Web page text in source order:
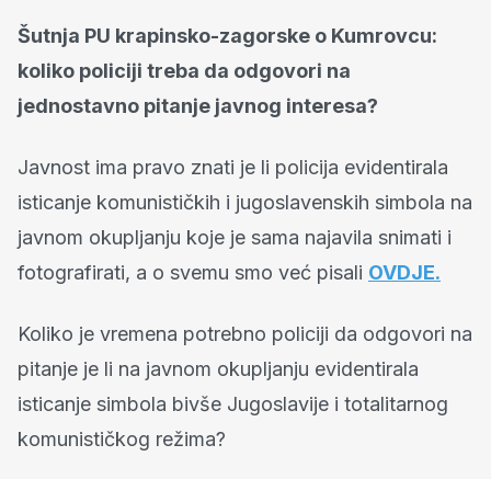
Šutnja PU krapinsko-zagorske o Kumrovcu:
koliko policiji treba da odgovori na
jednostavno pitanje javnog interesa?
Javnost ima pravo znati je li policija evidentirala
isticanje komunističkih i jugoslavenskih simbola na
javnom okupljanju koje je sama najavila snimati i
fotografirati, a o svemu smo već pisali OVDJE.
Koliko je vremena potrebno policiji da odgovori na
pitanje je li na javnom okupljanju evidentirala
isticanje simbola bivše Jugoslavije i totalitarnog
komunističkog režima?